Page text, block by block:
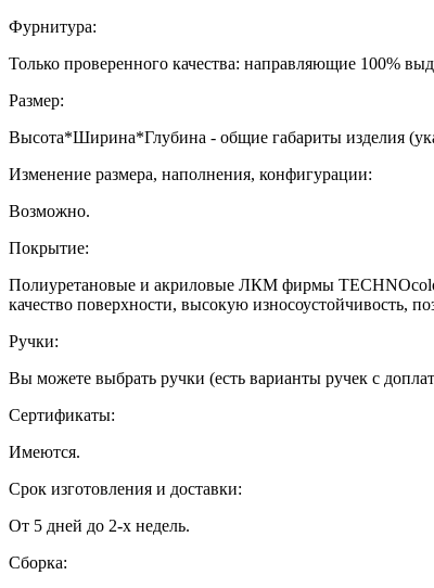
Фурнитура:
Только проверенного качества: направляющие 100%
Размер:
Высота*Ширина*Глубина - общие габариты изделия
Изменение размера, наполнения, конфигурации:
Возможно.
Покрытие:
Полиуретановые и акриловые ЛКМ фирмы
качество поверхности, высокую износоустойчивость,
Ручки:
Вы можете выбрать ручки (есть варианты ручек с
Сертификаты:
Имеются.
Срок изготовления и доставки:
От 5 дней до 2-х недель.
Сборка: